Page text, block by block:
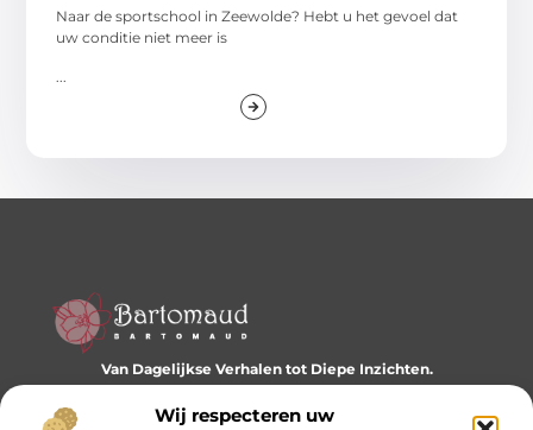
Wij respecteren uw
Naar de sportschool in Zeewolde? Hebt u het gevoel dat
uw conditie niet meer is
Van Dagelijkse Verhalen tot Diepe Inzichten.
Ontdek een wereld vol diverse blogs en artikelen die je
dagelijks inspireren en nieuwe perspectieven bieden.